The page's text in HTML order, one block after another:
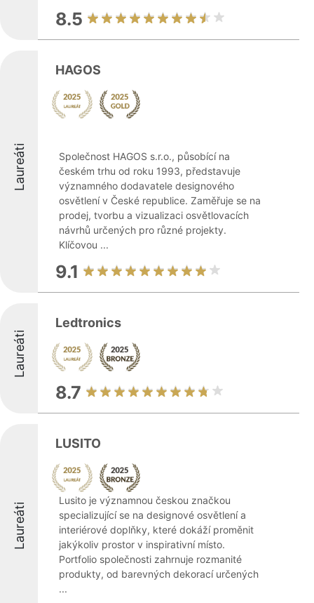
8.5
Laureáti
HAGOS
Společnost HAGOS s.r.o., působící na
českém trhu od roku 1993, představuje
významného dodavatele designového
osvětlení v České republice. Zaměřuje se na
prodej, tvorbu a vizualizaci osvětlovacích
návrhů určených pro různé projekty.
Klíčovou ...
9.1
Laureáti
Ledtronics
8.7
Laureáti
LUSITO
Lusito je významnou českou značkou
specializující se na designové osvětlení a
interiérové doplňky, které dokáží proměnit
jakýkoliv prostor v inspirativní místo.
Portfolio společnosti zahrnuje rozmanité
produkty, od barevných dekorací určených
...